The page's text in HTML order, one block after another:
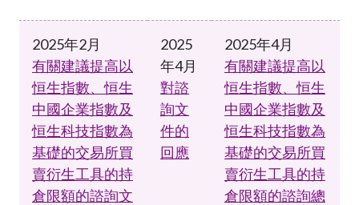
2025年2月
有關建議提高以
恒生指數、恒生
中國企業指數及
恒生科技指數為
基礎的交易所買
賣衍生工具的持
倉限額的諮詢文
2025
年4月
對諮
詢文
件的
回應
2025年4月
有關建議提高以
恒生指數、恒生
中國企業指數及
恒生科技指數為
基礎的交易所買
賣衍生工具的持
倉限額的諮詢總